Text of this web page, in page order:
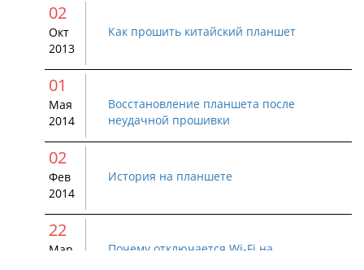
02
Окт
2013
Как прошить китайский планшет
01
Мая
2014
Восстановление планшета после
неудачной прошивки
02
Фев
2014
История на планшете
22
Мар
Почему отключается Wi-Fi на